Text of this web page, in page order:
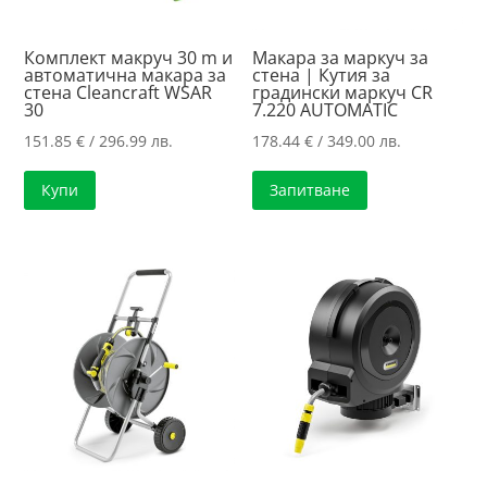
Комплект макруч 30 m и
автоматична макара за
стена Cleancraft WSAR
30
151.85€ / 296.99 лв.
Купи
Макара за маркуч за
стена | Кутия за
градински маркуч CR
7.220 AUTOMATIC
178.44€ / 349.00 лв.
Запитване